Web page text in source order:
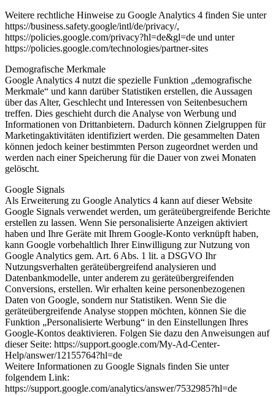
Weitere rechtliche Hinweise zu Google Analytics 4 finden Sie unter
https://business.safety.google/intl/de/privacy/,
https://policies.google.com/privacy?hl=de&gl=de und unter
https://policies.google.com/technologies/partner-sites
Demografische Merkmale
Google Analytics 4 nutzt die spezielle Funktion „demografische
Merkmale“ und kann darüber Statistiken erstellen, die Aussagen
über das Alter, Geschlecht und Interessen von Seitenbesuchern
treffen. Dies geschieht durch die Analyse von Werbung und
Informationen von Drittanbietern. Dadurch können Zielgruppen für
Marketingaktivitäten identifiziert werden. Die gesammelten Daten
können jedoch keiner bestimmten Person zugeordnet werden und
werden nach einer Speicherung für die Dauer von zwei Monaten
gelöscht.
Google Signals
Als Erweiterung zu Google Analytics 4 kann auf dieser Website
Google Signals verwendet werden, um geräteübergreifende Berichte
erstellen zu lassen. Wenn Sie personalisierte Anzeigen aktiviert
haben und Ihre Geräte mit Ihrem Google-Konto verknüpft haben,
kann Google vorbehaltlich Ihrer Einwilligung zur Nutzung von
Google Analytics gem. Art. 6 Abs. 1 lit. a DSGVO Ihr
Nutzungsverhalten geräteübergreifend analysieren und
Datenbankmodelle, unter anderem zu geräteübergreifenden
Conversions, erstellen. Wir erhalten keine personenbezogenen
Daten von Google, sondern nur Statistiken. Wenn Sie die
geräteübergreifende Analyse stoppen möchten, können Sie die
Funktion „Personalisierte Werbung“ in den Einstellungen Ihres
Google-Kontos deaktivieren. Folgen Sie dazu den Anweisungen auf
dieser Seite: https://support.google.com/My-Ad-Center-
Help/answer/12155764?hl=de
Weitere Informationen zu Google Signals finden Sie unter
folgendem Link:
https://support.google.com/analytics/answer/7532985?hl=de